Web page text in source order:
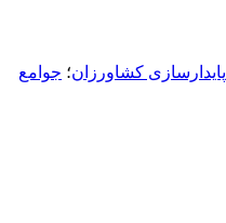
پایدارسازی کشاورزان؛ جوامع